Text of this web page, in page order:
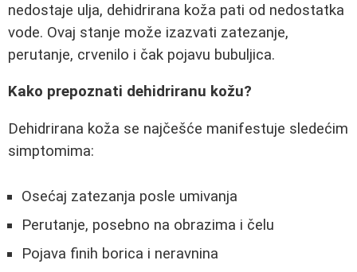
nedostaje ulja, dehidrirana koža pati od nedostatka
vode. Ovaj stanje može izazvati zatezanje,
perutanje, crvenilo i čak pojavu bubuljica.
Kako prepoznati dehidriranu kožu?
Dehidrirana koža se najčešće manifestuje sledećim
simptomima:
Osećaj zatezanja posle umivanja
Perutanje, posebno na obrazima i čelu
Pojava finih borica i neravnina